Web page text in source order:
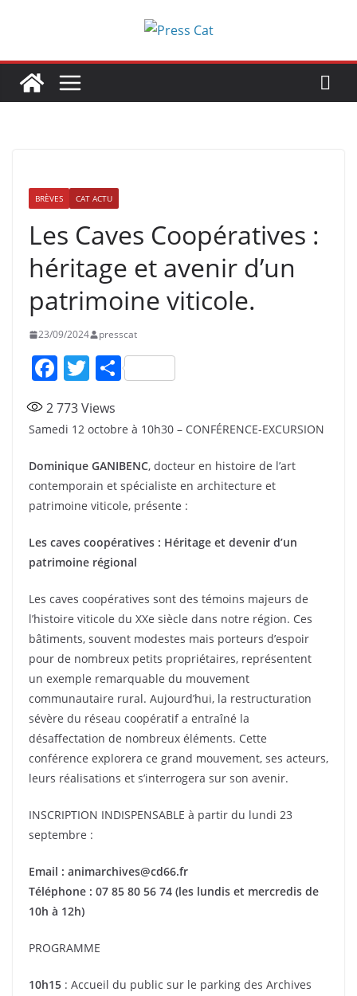
BRÈVES CAT ACTU
Les Caves Coopératives :
héritage et avenir d’un
patrimoine viticole.
23/09/2024 presscat
F
c
e
b
o
o
k
T
itt
er
P
ta
g
er
2 773Views
Samedi 12 octobre à 10h30 – CONFÉRENCE-EXCURSION
Dominique GANIBENC, docteur en histoire de l’art
contemporain et spécialiste en architecture et
patrimoine viticole, présente :
Les caves coopératives : Héritage et devenir d’un
patrimoine régional
Les caves coopératives sont des témoins majeurs de
l’histoire viticole du XXe siècle dans notre région. Ces
bâtiments, souvent modestes mais porteurs d’espoir
pour de nombreux petits propriétaires, représentent
un exemple remarquable du mouvement
communautaire rural. Aujourd’hui, la restructuration
sévère du réseau coopératif a entraîné la
désaffectation de nombreux éléments. Cette
conférence explorera ce grand mouvement, ses acteurs,
leurs réalisations et s’interrogera sur son avenir.
INSCRIPTION INDISPENSABLE à partir du lundi 23
septembre :
Email : animarchives@cd66.fr
Téléphone : 07 85 80 56 74 (les lundis et mercredis de
10h à 12h)
PROGRAMME
10h15 : Accueil du public sur le parking des Archives